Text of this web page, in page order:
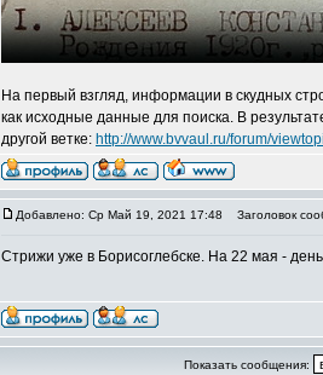
На первый взгляд, информации в скудных
как исходные данные для поиска. В
другой ветке: http://www.bvvaul.ru/forum/
Добавлено: Ср Май 19, 2021 17:48 Заголовок
Стрижи уже в Борисоглебске. На 22 мая -
Показать сообщения: